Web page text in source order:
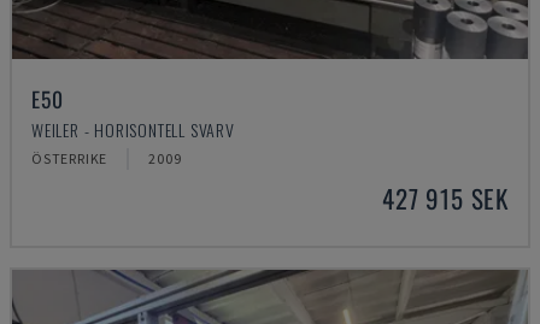
E50
WEILER - HORISONTELL SVARV
ÖSTERRIKE 2009
427 915 SEK